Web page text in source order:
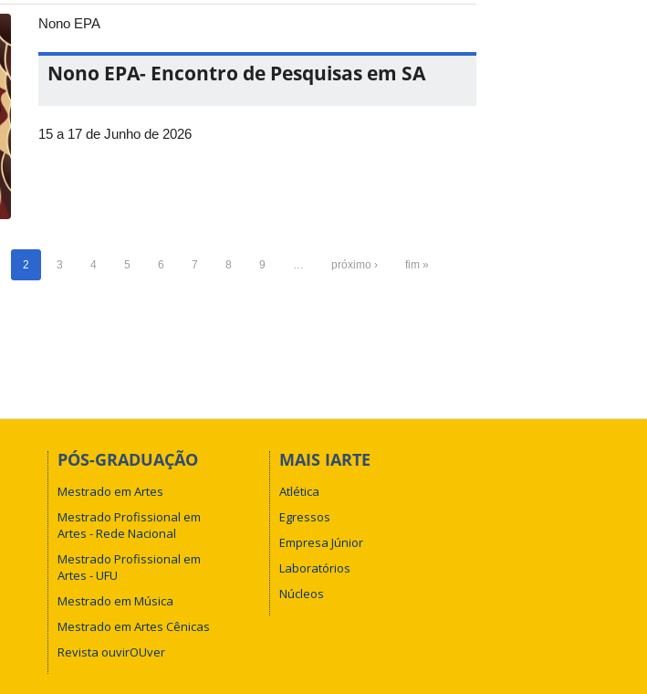
Nono EPA
Nono EPA- Encontro de Pesquisas em SA
15 a 17 de Junho de 2026
2 3 4 5 6 7 8 9 … próximo › fim »
PÓS-GRADUAÇÃO
Mestrado em Artes
Mestrado Profissional em
Artes - Rede Nacional
Mestrado Profissional em
Artes - UFU
Mestrado em Música
Mestrado em Artes Cênicas
Revista ouvirOUver
MAIS IARTE
Atlética
Egressos
Empresa Júnior
Laboratórios
Núcleos